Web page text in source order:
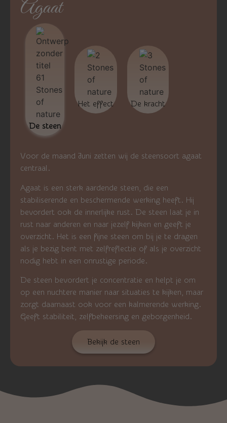
Agaat
De steen
Het effect De kracht
Voor de maand Juni zetten wij de steensoort agaat
centraal.
Agaat is een sterk aardende steen, die een
stabiliserende en beschermende werking heeft. Hij
bevordert ook de innerlijke rust. De steen laat je in
rust naar anderen en naar jezelf kijken en geeft je
overzicht. Het is een fijne steen om bij je te dragen
als je bezig bent met zelfreflectie of als je overzicht
nodig hebt in een onrustige periode.
De steen bevordert je concentratie en helpt je om
op een nuchtere manier naar situaties te kijken, maar
zorgt daarnaast ook voor een kalmerende werking.
Geeft stabiliteit, zelfbeheersing en geborgenheid.
Bekijk de steen